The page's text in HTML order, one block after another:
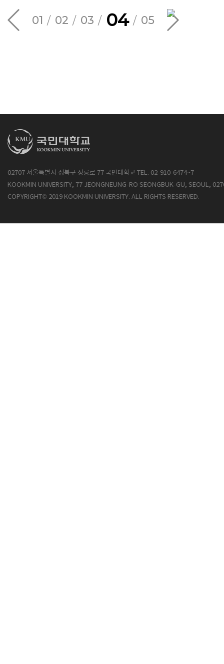
01 02 03 04 05
02707 서울특별시 성북구 정릉로 77 국민대학교 TEL. 02-910-6474~7
KOOKMIN UNIVERSITY, 77 JEONGNEUNG-RO SEONGBUK-GU, SEOUL,
COPYRIGHT© 2019 KOOKMIN UNIVERSITY. ALL RIGHTS RESERVED.